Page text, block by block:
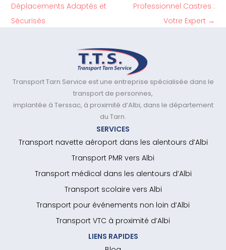
Déplacements Adaptés et
Sécurisés
Professionnel Castres :
Votre Expert →
Transport Tarn Service est une entreprise spécialisée dans le
transport de personnes,
implantée à Terssac, à proximité d’Albi, dans le département
du Tarn.
SERVICES
Transport navette aéroport dans les alentours d’Albi
Transport PMR vers Albi
Transport médical dans les alentours d’Albi
Transport scolaire vers Albi
Transport pour événements non loin d’Albi
Transport VTC à proximité d’Albi
LIENS RAPIDES